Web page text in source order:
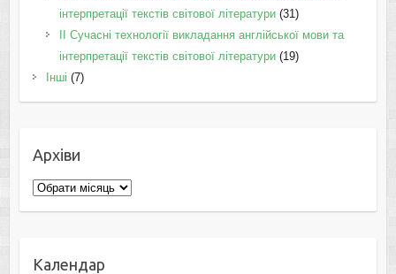
інтерпретації текстів світової літератури(31)
II Cучасні технології викладання англійської мови та
інтерпретації текстів світової літератури(19)
Інші (7)
Архіви
Архіви
Календар